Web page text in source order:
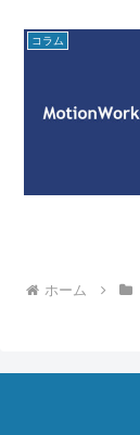
コラム
ホーム